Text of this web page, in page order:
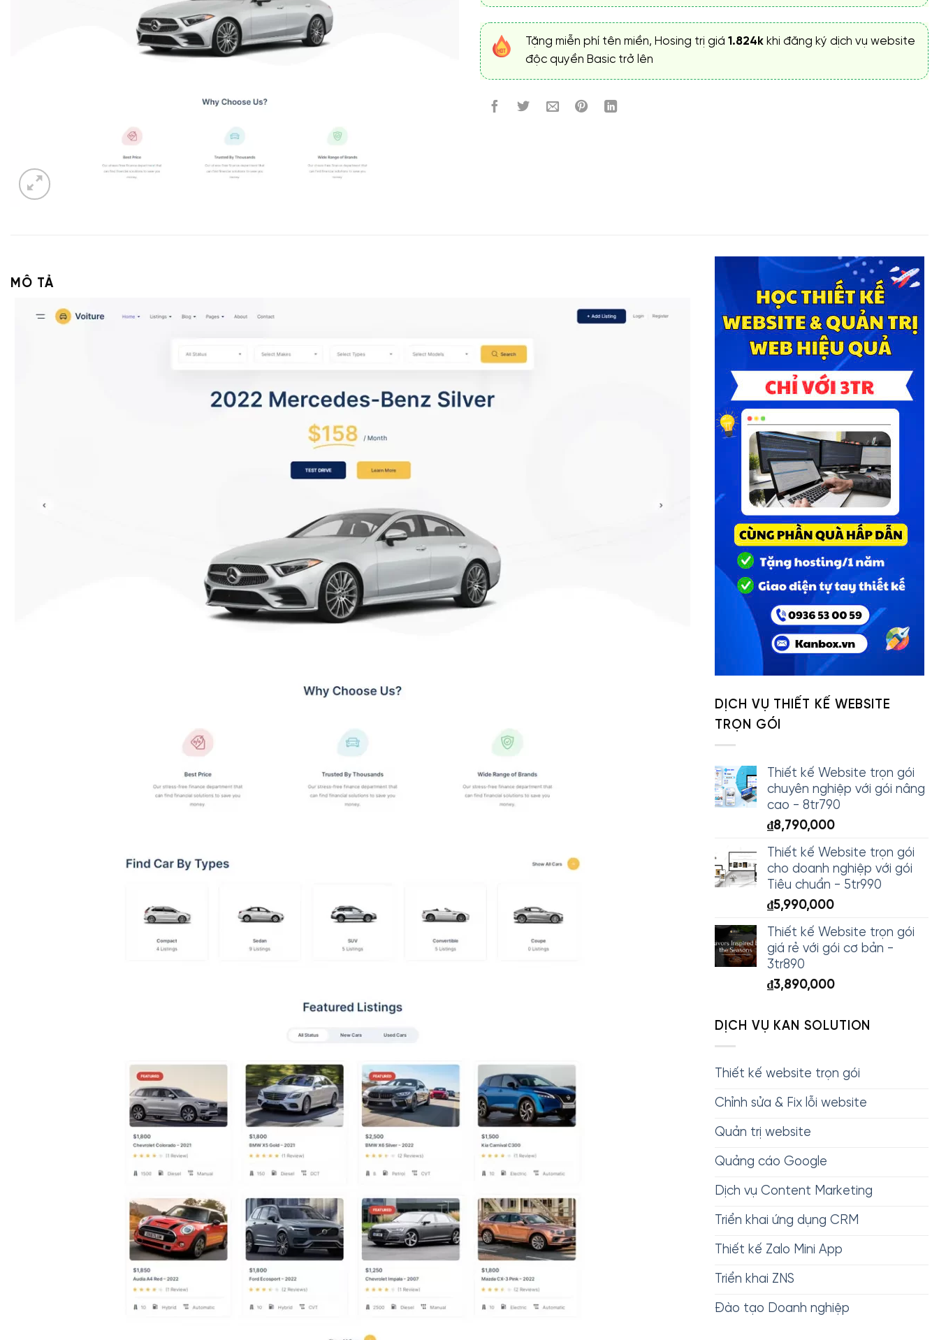
Tặng miễn phí tên miền, Hosing trị giá1.824k khi đăng ký dịch vụ website
độc quyền Basic trở lên
MÔ TẢ
DỊCH VỤ THIẾT KẾ WEBSITE
TRỌN GÓI
Thiết kế Website trọn gói
chuyên nghiệp với gói nâng
cao - 8tr790
₫8,790,000
Thiết kế Website trọn gói
cho doanh nghiệp với gói
Tiêu chuẩn - 5tr990
₫5,990,000
Thiết kế Website trọn gói
giá rẻ với gói cơ bản -
3tr890
₫3,890,000
DỊCH VỤ KAN SOLUTION
Thiết kế website trọn gói
Chỉnh sửa & Fix lỗi website
Quản trị website
Quảng cáo Google
Dịch vụ Content Marketing
Triển khai ứng dụng CRM
Thiết kế Zalo Mini App
Triển khai ZNS
Đào tạo Doanh nghiệp